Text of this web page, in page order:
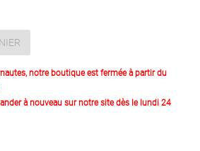
notre boutique est fermée à partir du
à nouveau sur notre site dès le lundi 24